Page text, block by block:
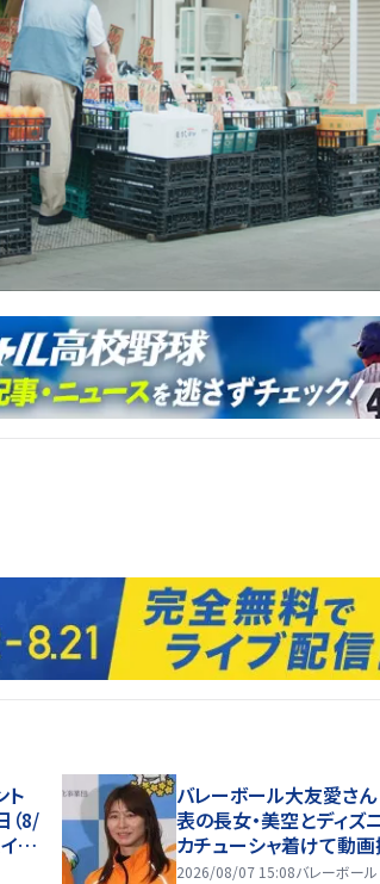
ト
（8/
20
バレーボール大友愛さ
表の長女・美空とディズ
カチューシャ着けて動
2026/08/07 15:08バレーボール